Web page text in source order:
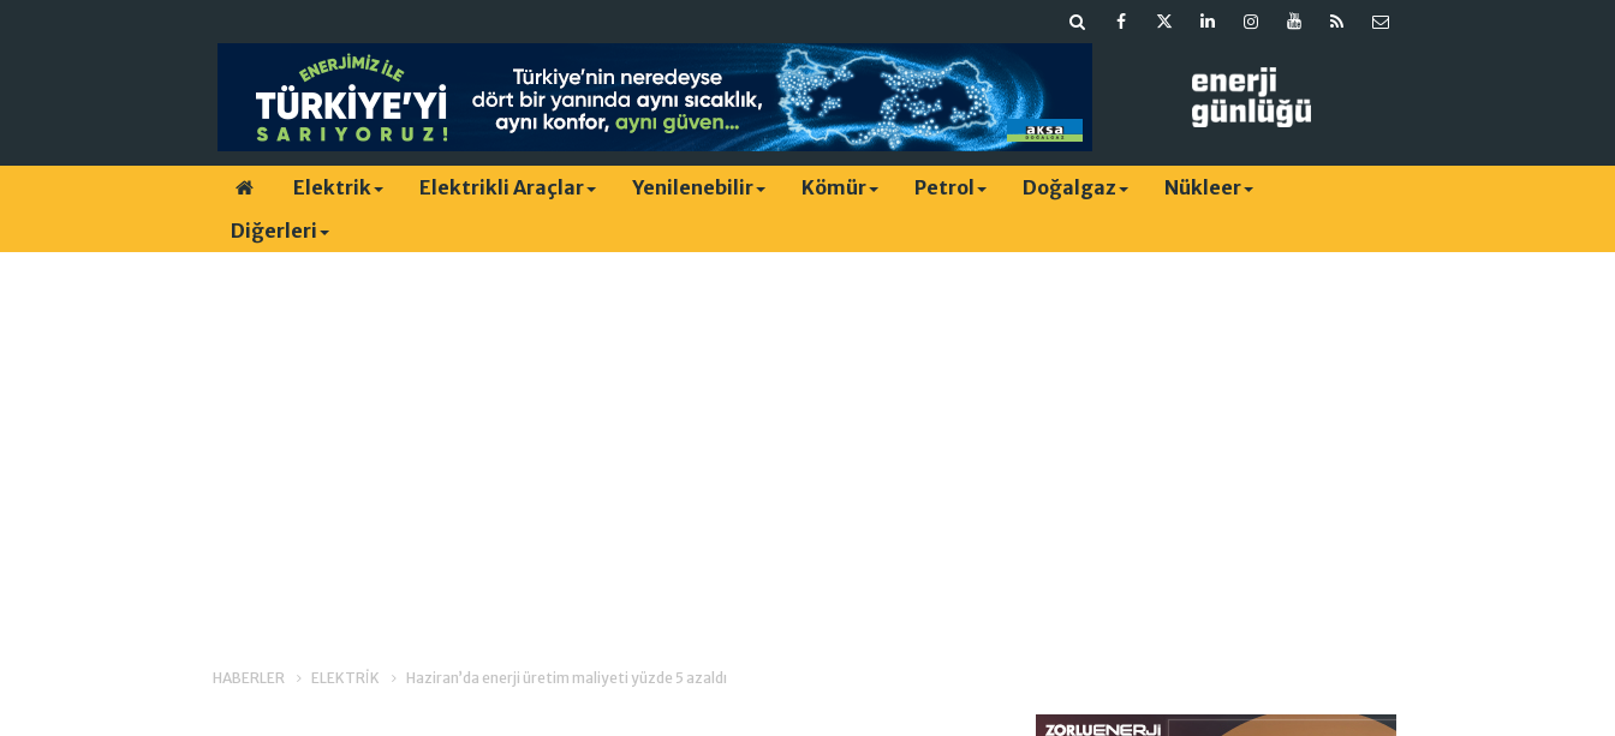
Elektrik Elektrikli Araçlar Yenilenebilir Kömür Petrol Doğalgaz
Nükleer
Diğerleri
HABERLER ELEKTRİK Haziran’da enerji üretim maliyeti yüzde 5 azaldı